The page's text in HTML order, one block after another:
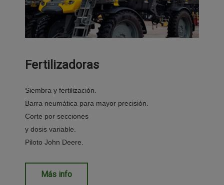
Fertilizadoras​
Siembra y fertilización.​
Barra neumática para mayor precisión.​
Corte por secciones ​
y dosis variable.​
Piloto John Deere.​
Más info